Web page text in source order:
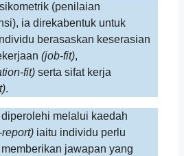
(penilaian
ia direkabentuk untuk
berasaskan keserasian
(job-fit),
fit) serta sifat kerja
.
melalui kaedah
iaitu individu perlu
jawapan yang